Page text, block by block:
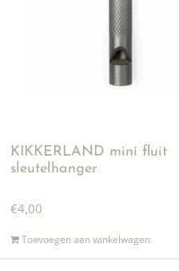
KIKKERLAND mini fluit
sleutelhanger
€4,00
Toevoegen aan winkelwagen